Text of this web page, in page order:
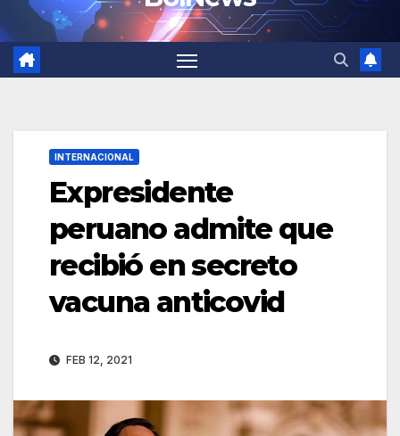
INTERNACIONAL
Expresidente
peruano admite que
recibió en secreto
vacuna anticovid
FEB 12, 2021